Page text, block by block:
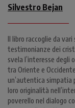
Silvestro Bejan
Il libro raccoglie da
testimonianze dei
svela l’interesse degli
tra Oriente e
un’autentica simpatia
loro originalità
poverello nel dialogo